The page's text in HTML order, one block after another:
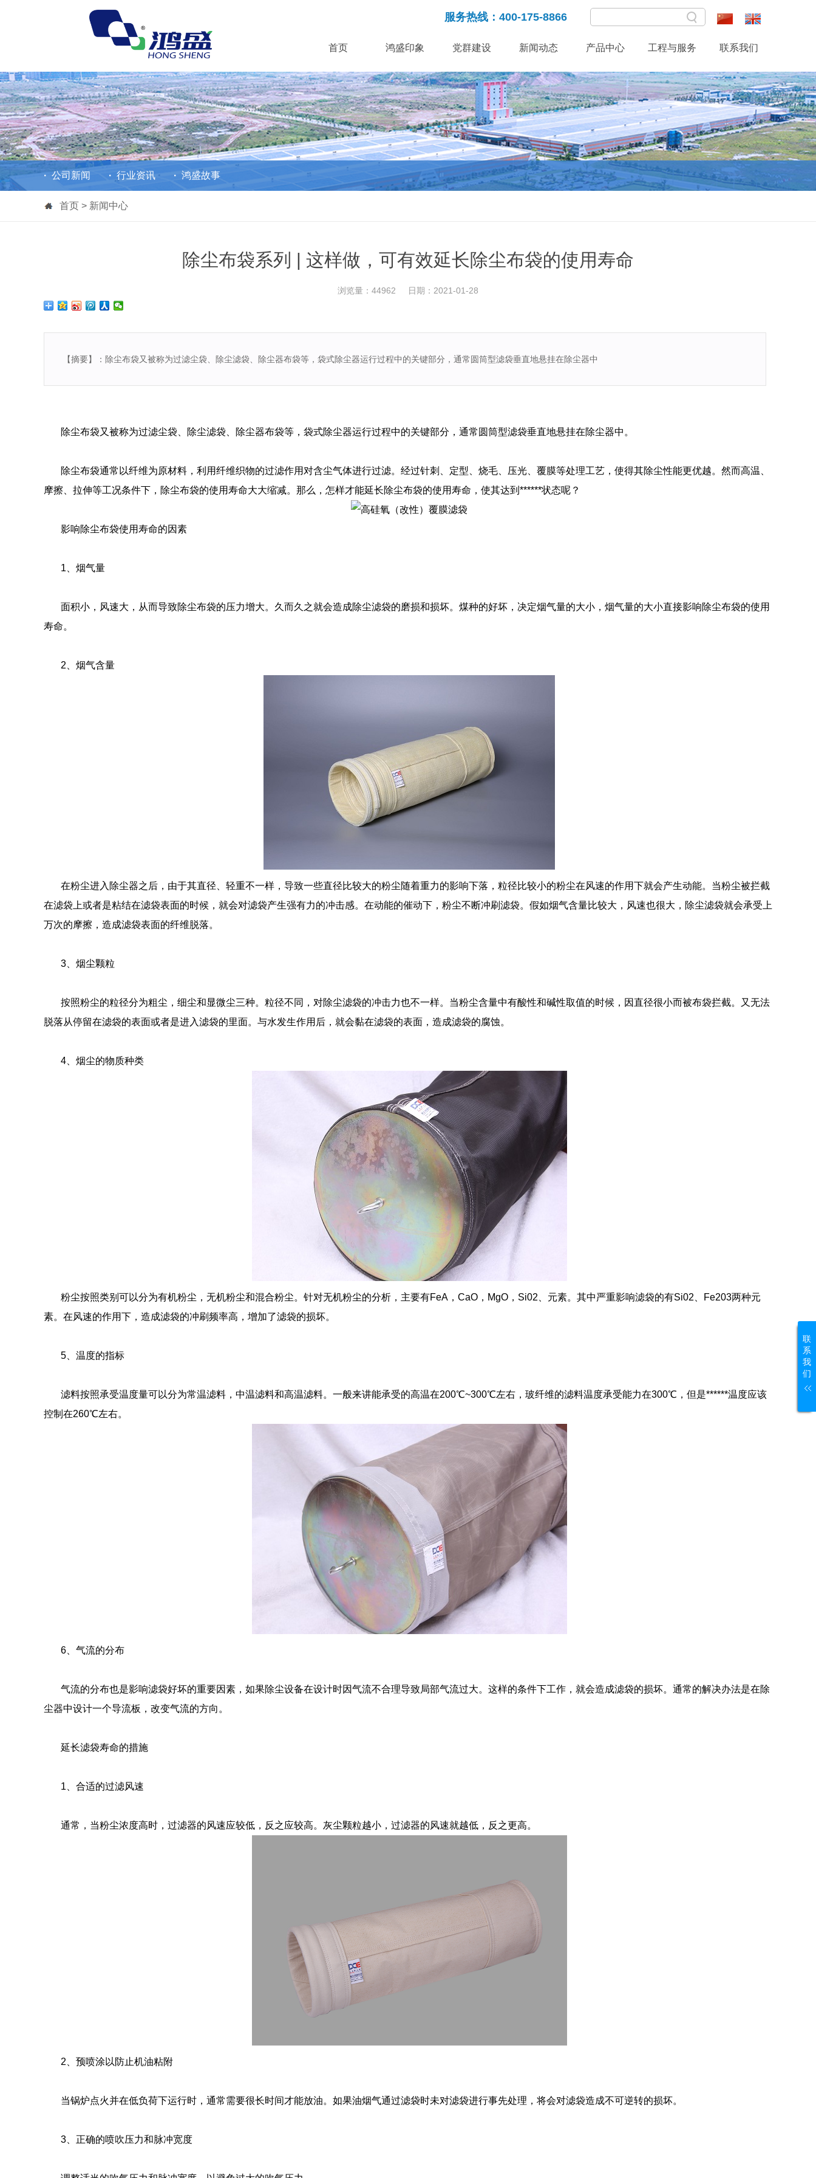
服务热线：400-175-8866
联系我们
工程与服务
产品中心
新闻动态
党群建设
鸿盛印象
首页
联
系
我
们
· 公司新闻 · 行业资讯 · 鸿盛故事
首页 > 新闻中心
除尘布袋系列 | 这样做，可有效延长除尘布袋的使用寿命
浏览量：44962 日期：2021-01-28
【摘要】：除尘布袋又被称为过滤尘袋、除尘滤袋、除尘器布袋等，袋式除尘器运行过程中的关键部分，通常圆筒型滤袋垂直地悬挂在除尘器中
除尘布袋又被称为过滤尘袋、除尘滤袋、除尘器布袋等，袋式除尘器运行过程中的关键部分，通常圆筒型滤袋垂直地悬挂在除尘器中。
除尘布袋通常以纤维为原材料，利用纤维织物的过滤作用对含尘气体进行过滤。经过针刺、定型、烧毛、压光、覆膜等处理工艺，使得其除尘性能更优越。然而高温、
摩擦、拉伸等工况条件下，除尘布袋的使用寿命大大缩减。那么，怎样才能延长除尘布袋的使用寿命，使其达到******状态呢？
影响除尘布袋使用寿命的因素
1 、烟气量
面积小，风速大，从而导致除尘布袋的压力增大。久而久之就会造成除尘滤袋的磨损和损坏。煤种的好坏，决定烟气量的大小，烟气量的大小直接影响除尘布袋的使用
寿命。
2 、烟气含量
在粉尘进入除尘器之后，由于其直径、轻重不一样，导致一些直径比较大的粉尘随着重力的影响下落，粒径比较小的粉尘在风速的作用下就会产生动能。当粉尘被拦截
在滤袋上或者是粘结在滤袋表面的时候，就会对滤袋产生强有力的冲击感。在动能的催动下，粉尘不断冲刷滤袋。假如烟气含量比较大，风速也很大，除尘滤袋就会承受上
万次的摩擦，造成滤袋表面的纤维脱落。
3 、烟尘颗粒
按照粉尘的粒径分为粗尘，细尘和显微尘三种。粒径不同，对除尘滤袋的冲击力也不一样。当粉尘含量中有酸性和碱性取值的时候，因直径很小而被布袋拦截。又无法
脱落从停留在滤袋的表面或者是进入滤袋的里面。与水发生作用后，就会黏在滤袋的表面，造成滤袋的腐蚀。
4 、烟尘的物质种类
粉尘按照类别可以分为有机粉尘，无机粉尘和混合粉尘。针对无机粉尘的分析，主要有FeA ， CaO ， MgO ， Si02 、元素。其中严重影响滤袋的有Si02 Fe203两种元
素。在风速的作用下，造成滤袋的冲刷频率高，增加了滤袋的损坏。
5 、温度的指标
滤料按照承受温度量可以分为常温滤料，中温滤料和高温滤料。一般来讲能承受的高温在200℃~300℃左右，玻纤维的滤料温度承受能力在300℃，但是******温度应该
控制在260℃左右。
6 、气流的分布
气流的分布也是影响滤袋好坏的重要因素，如果除尘设备在设计时因气流不合理导致局部气流过大。这样的条件下工作，就会造成滤袋的损坏。通常的解决办法是在除
尘器中设计一个导流板，改变气流的方向。
延长滤袋寿命的措施
1 、合适的过滤风速
通常，当粉尘浓度高时，过滤器的风速应较低，反之应较高。灰尘颗粒越小，过滤器的风速就越低，反之更高。
2 、预喷涂以防止机油粘附
当锅炉点火并在低负荷下运行时，通常需要很长时间才能放油。如果油烟气通过滤袋时未对滤袋进行事先处理，将会对滤袋造成不可逆转的损坏。
3 、正确的喷吹压力和脉冲宽度